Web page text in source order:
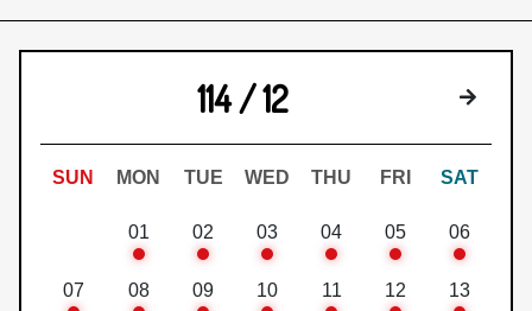
114 / 12 下個月
SUN MON TUE WED THU FRI SAT
01 02 03 04 05 06
07 08 09 10 11 12 13